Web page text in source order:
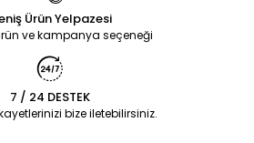
Ürün Yelpazesi
ve kampanya seçeneği
7 / 24 DESTEK
bize iletebilirsiniz.